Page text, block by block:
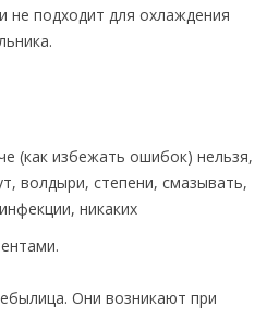
не подходит для охлаждения
Они возникают при